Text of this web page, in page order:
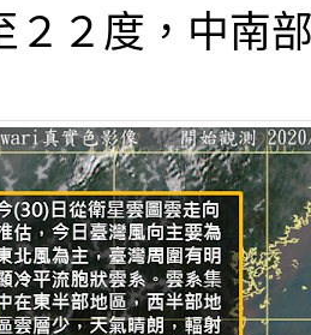
２２度，中南